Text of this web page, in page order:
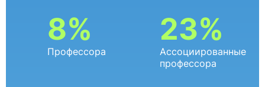
8%
Профессора
23%
Ассоциированные
профессора